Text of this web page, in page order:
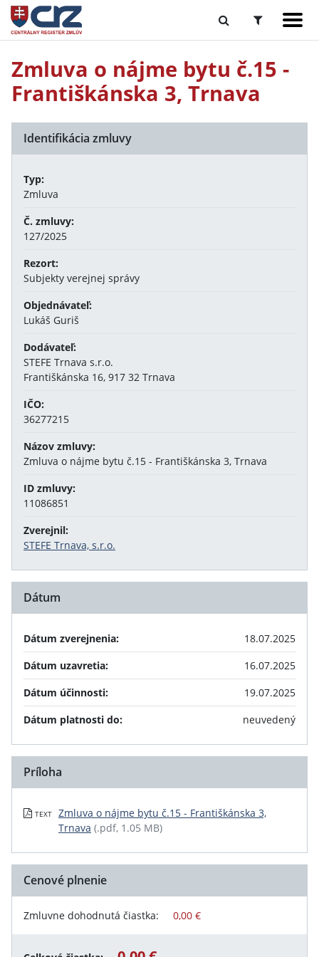
Zmluva o nájme bytu č.15 -
Františkánska 3, Trnava
Identifikácia zmluvy
Typ:
Zmluva
Č. zmluvy:
127/2025
Rezort:
Subjekty verejnej správy
Objednávateľ:
Lukáš Guriš
Dodávateľ:
STEFE Trnava s.r.o.
Františkánska 16, 917 32 Trnava
IČO:
36277215
Názov zmluvy:
Zmluva o nájme bytu č.15 - Františkánska 3, Trnava
ID zmluvy:
11086851
Zverejnil:
STEFE Trnava, s.r.o.
Dátum
Dátum zverejnenia:
18.07.2025
Dátum uzavretia:
16.07.2025
Dátum účinnosti:
19.07.2025
Dátum platnosti do:
neuvedený
Príloha
TEXT
Zmluva o nájme bytu č.15 - Františkánska 3,
Trnava (.pdf, 1.05 MB)
Cenové plnenie
Zmluvne dohodnutá čiastka: 0,00 €